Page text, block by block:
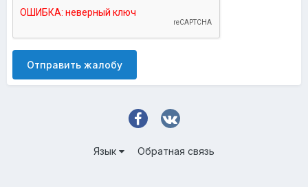
Отправить жалобу
Язык Обратная связь